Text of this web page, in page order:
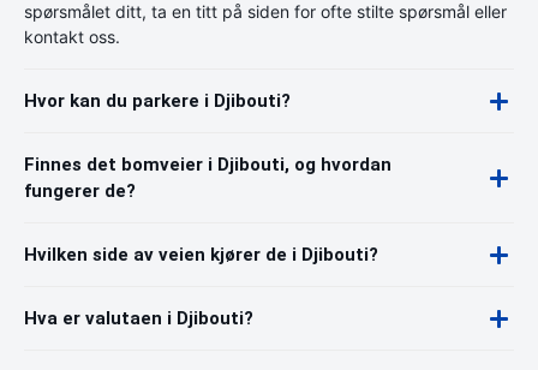
spørsmålet ditt, ta en titt på siden for ofte stilte spørsmål eller
kontakt oss.
Hvor kan du parkere i Djibouti?
Finnes det bomveier i Djibouti, og hvordan
fungerer de?
Hvilken side av veien kjører de i Djibouti?
Hva er valutaen i Djibouti?